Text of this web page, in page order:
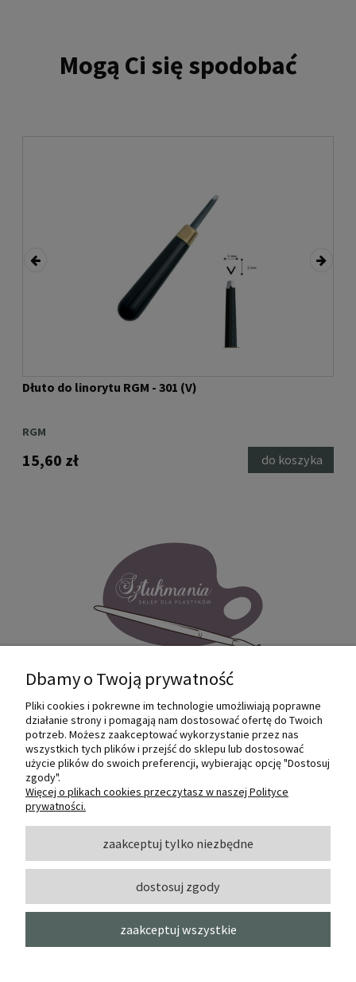
Mogą Ci się spodobać
Dłuto do linorytu RGM - 301 (V)
RGM
15,60 zł do koszyka
Internetowy sklep dla plastyków
SZTUKMANIA. Profesjonalne artykuły dla
małych i dużych artystów.
O NAS
INFORMACJE I POMOC
MOJE KONTO
Dbamy o Twoją prywatność
Pliki cookies i pokrewne im technologie umożliwiają poprawne
działanie strony i pomagają nam dostosować ofertę do Twoich
potrzeb. Możesz zaakceptować wykorzystanie przez nas
wszystkich tych plików i przejść do sklepu lub dostosować
użycie plików do swoich preferencji, wybierając opcję "Dostosuj
zgody".
Więcej o plikach cookies przeczytasz w naszej Polityce
prywatności.
zaakceptuj tylko niezbędne
dostosuj zgody
zaakceptuj wszystkie